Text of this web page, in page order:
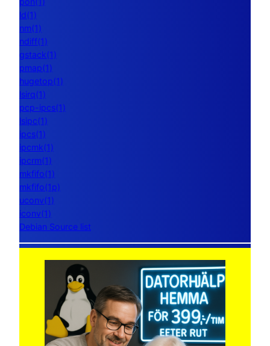
ld(1)
nm(1)
ndiff(1)
gstack(1)
pmap(1)
hugetop(1)
lsirq(1)
pcp-ipcs(1)
lsipc(1)
ipcs(1)
ipcmk(1)
ipcrm(1)
mkfifo(1)
mkfifo(1p)
uconv(1)
iconv(1)
Debian Source list